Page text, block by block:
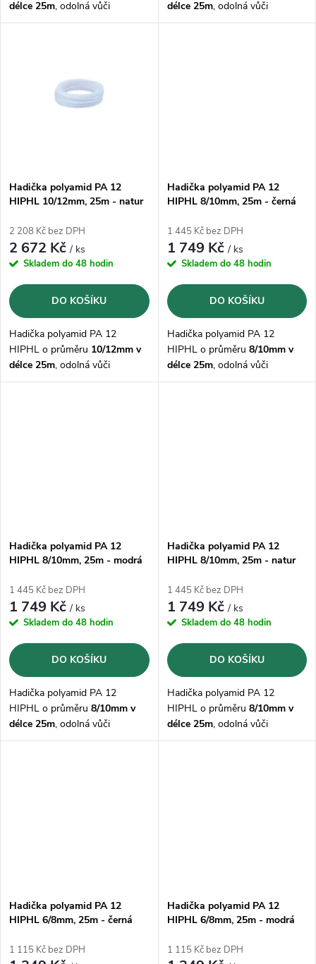
k
k
délce 25m, odolná vůči
mazivům, olejům, palivům,
délce 25m, odolná vůči
mazivům, olejům, palivům,
Hadička polyamid PA 12
HIPHL 10/12mm, 25m - natur
2 208 Kč bez DPH
2 672 Kč/ ks
Skladem do 48 hodin
DO KOŠÍKU
Hadička polyamid PA 12
HIPHL o průměru 10/12mm v
délce 25m, odolná vůči
mazivům, olejům, palivům,
Hadička polyamid PA 12
HIPHL 8/10mm, 25m - černá
1 445 Kč bez DPH
1 749 Kč/ ks
Skladem do 48 hodin
DO KOŠÍKU
Hadička polyamid PA 12
HIPHL o průměru 8/10mm v
délce 25m, odolná vůči
mazivům, olejům, palivům,
Hadička polyamid PA 12
HIPHL 8/10mm, 25m - modrá
1 445 Kč bez DPH
1 749 Kč/ ks
Skladem do 48 hodin
DO KOŠÍKU
Hadička polyamid PA 12
HIPHL o průměru 8/10mm v
délce 25m, odolná vůči
mazivům, olejům, palivům,
Hadička polyamid PA 12
HIPHL 8/10mm, 25m - natur
1 445 Kč bez DPH
1 749 Kč/ ks
Skladem do 48 hodin
DO KOŠÍKU
Hadička polyamid PA 12
HIPHL o průměru 8/10mm v
délce 25m, odolná vůči
mazivům, olejům, palivům,
Hadička polyamid PA 12
HIPHL 6/8mm, 25m - černá
1 115 Kč bez DPH
Hadička polyamid PA 12
HIPHL 6/8mm, 25m - modrá
1 115 Kč bez DPH